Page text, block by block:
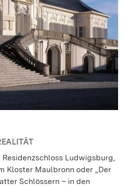
Residenzschloss Ludwigsburg,
Kloster Maulbronn oder „Der
Schlössern – in den